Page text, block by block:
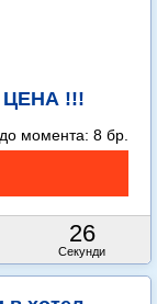
!!!
25
Секунди
момента: 8 бр.